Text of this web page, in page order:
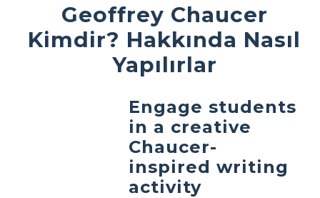
Geoffrey Chaucer
Kimdir? Hakkında Nasıl
Yapılırlar
Engage students
in a creative
Chaucer-
inspired writing
activity